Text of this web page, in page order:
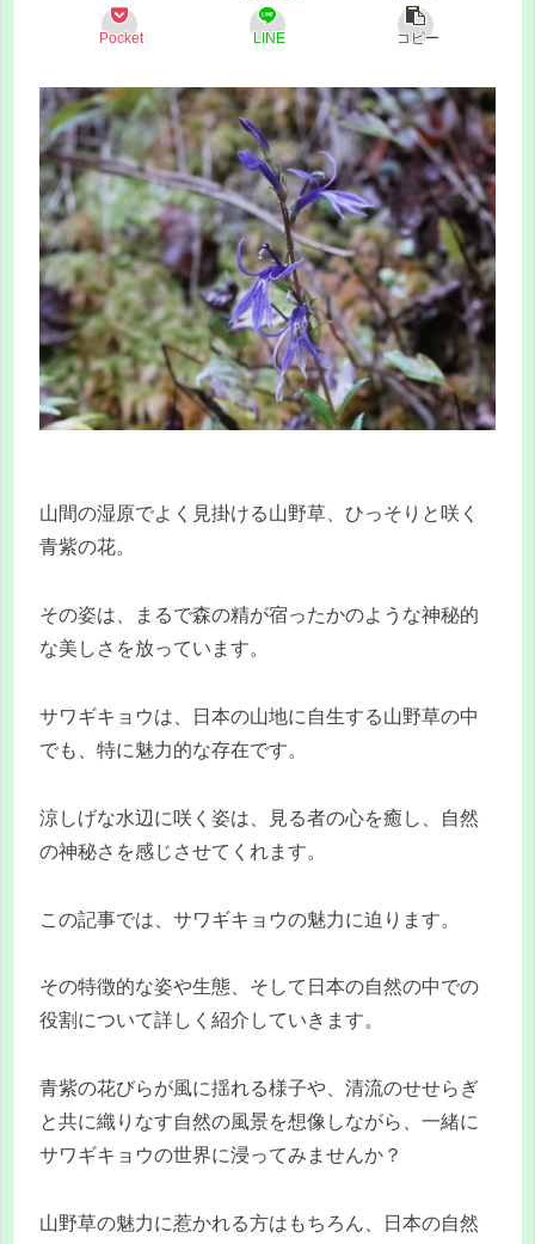
Pocket LINE コピー
山間の湿原でよく見掛ける山野草、ひっそりと咲く
青紫の花。
その姿は、まるで森の精が宿ったかのような神秘的
な美しさを放っています。
サワギキョウは、日本の山地に自生する山野草の中
でも、特に魅力的な存在です。
涼しげな水辺に咲く姿は、見る者の心を癒し、自然
の神秘さを感じさせてくれます。
この記事では、サワギキョウの魅力に迫ります。
その特徴的な姿や生態、そして日本の自然の中での
役割について詳しく紹介していきます。
青紫の花びらが風に揺れる様子や、清流のせせらぎ
と共に織りなす自然の風景を想像しながら、一緒に
サワギキョウの世界に浸ってみませんか？
山野草の魅力に惹かれる方はもちろん、日本の自然